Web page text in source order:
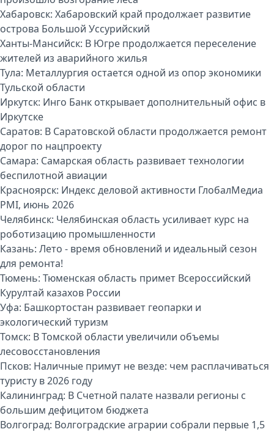
Хабаровск: Хабаровский край продолжает развитие
острова Большой Уссурийский
Ханты-Мансийск: В Югре продолжается переселение
жителей из аварийного жилья
Тула: Металлургия остается одной из опор экономики
Тульской области
Иркутск: Инго Банк открывает дополнительный офис в
Иркутске
Саратов: В Саратовской области продолжается ремонт
дорог по нацпроекту
Самара: Самарская область развивает технологии
беспилотной авиации
Красноярск: Индекс деловой активности ГлобалМедиа
PMI, июнь 2026
Челябинск: Челябинская область усиливает курс на
роботизацию промышленности
Казань: Лето - время обновлений и идеальный сезон
для ремонта!
Тюмень: Тюменская область примет Всероссийский
Курултай казахов России
Уфа: Башкортостан развивает геопарки и
экологический туризм
Томск: В Томской области увеличили объемы
лесовосстановления
Псков: Наличные примут не везде: чем расплачиваться
туристу в 2026 году
Калининград: В Счетной палате назвали регионы с
большим дефицитом бюджета
Волгоград: Волгоградские аграрии собрали первые 1,5